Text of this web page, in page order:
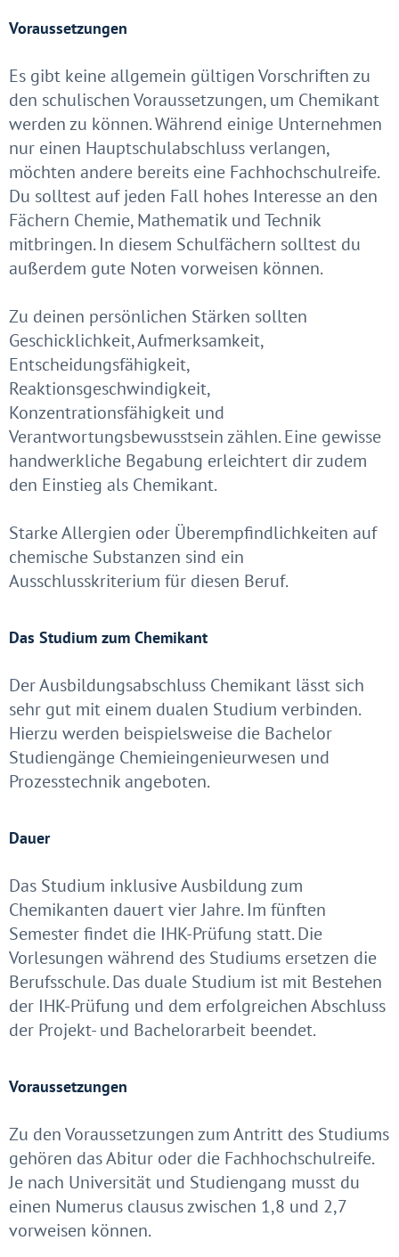
Voraussetzungen
Es gibt keine allgemein gültigen Vorschriften zu
den schulischen Voraussetzungen, um Chemikant
werden zu können. Während einige Unternehmen
nur einen Hauptschulabschluss verlangen,
möchten andere bereits eine Fachhochschulreife.
Du solltest auf jeden Fall hohes Interesse an den
Fächern Chemie, Mathematik und Technik
mitbringen. In diesem Schulfächern solltest du
außerdem gute Noten vorweisen können.
Zu deinen persönlichen Stärken sollten
Geschicklichkeit, Aufmerksamkeit,
Entscheidungsfähigkeit,
Reaktionsgeschwindigkeit,
Konzentrationsfähigkeit und
Verantwortungsbewusstsein zählen. Eine gewisse
handwerkliche Begabung erleichtert dir zudem
den Einstieg als Chemikant.
Starke Allergien oder Überempfindlichkeiten auf
chemische Substanzen sind ein
Ausschlusskriterium für diesen Beruf.
Das Studium zum Chemikant
Der Ausbildungsabschluss Chemikant lässt sich
sehr gut mit einem dualen Studium verbinden.
Hierzu werden beispielsweise die Bachelor
Studiengänge Chemieingenieurwesen und
Prozesstechnik angeboten.
Dauer
Das Studium inklusive Ausbildung zum
Chemikanten dauert vier Jahre. Im fünften
Semester findet die IHK-Prüfung statt. Die
Vorlesungen während des Studiums ersetzen die
Berufsschule. Das duale Studium ist mit Bestehen
der IHK-Prüfung und dem erfolgreichen Abschluss
der Projekt- und Bachelorarbeit beendet.
Voraussetzungen
Zu den Voraussetzungen zum Antritt des Studiums
gehören das Abitur oder die Fachhochschulreife.
Je nach Universität und Studiengang musst du
einen Numerus clausus zwischen 1,8 und 2,7
vorweisen können.